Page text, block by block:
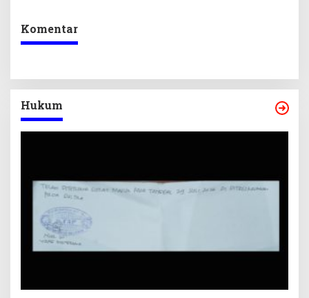
Komentar
Hukum